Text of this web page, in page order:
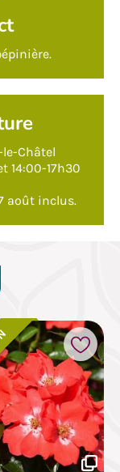
le-Châtel
14:00-17h30
août inclus.